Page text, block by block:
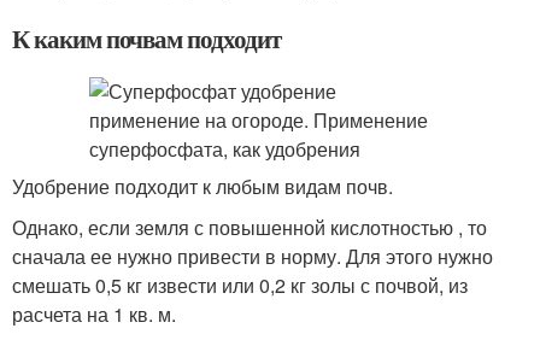
К каким почвам подходит
Удобрение подходит к любым видам почв.
Однако, если земля с повышенной кислотностью , то
сначала ее нужно привести в норму. Для этого нужно
смешать 0,5 кг извести или 0,2 кг золы с почвой, из
расчета на 1 кв. м.